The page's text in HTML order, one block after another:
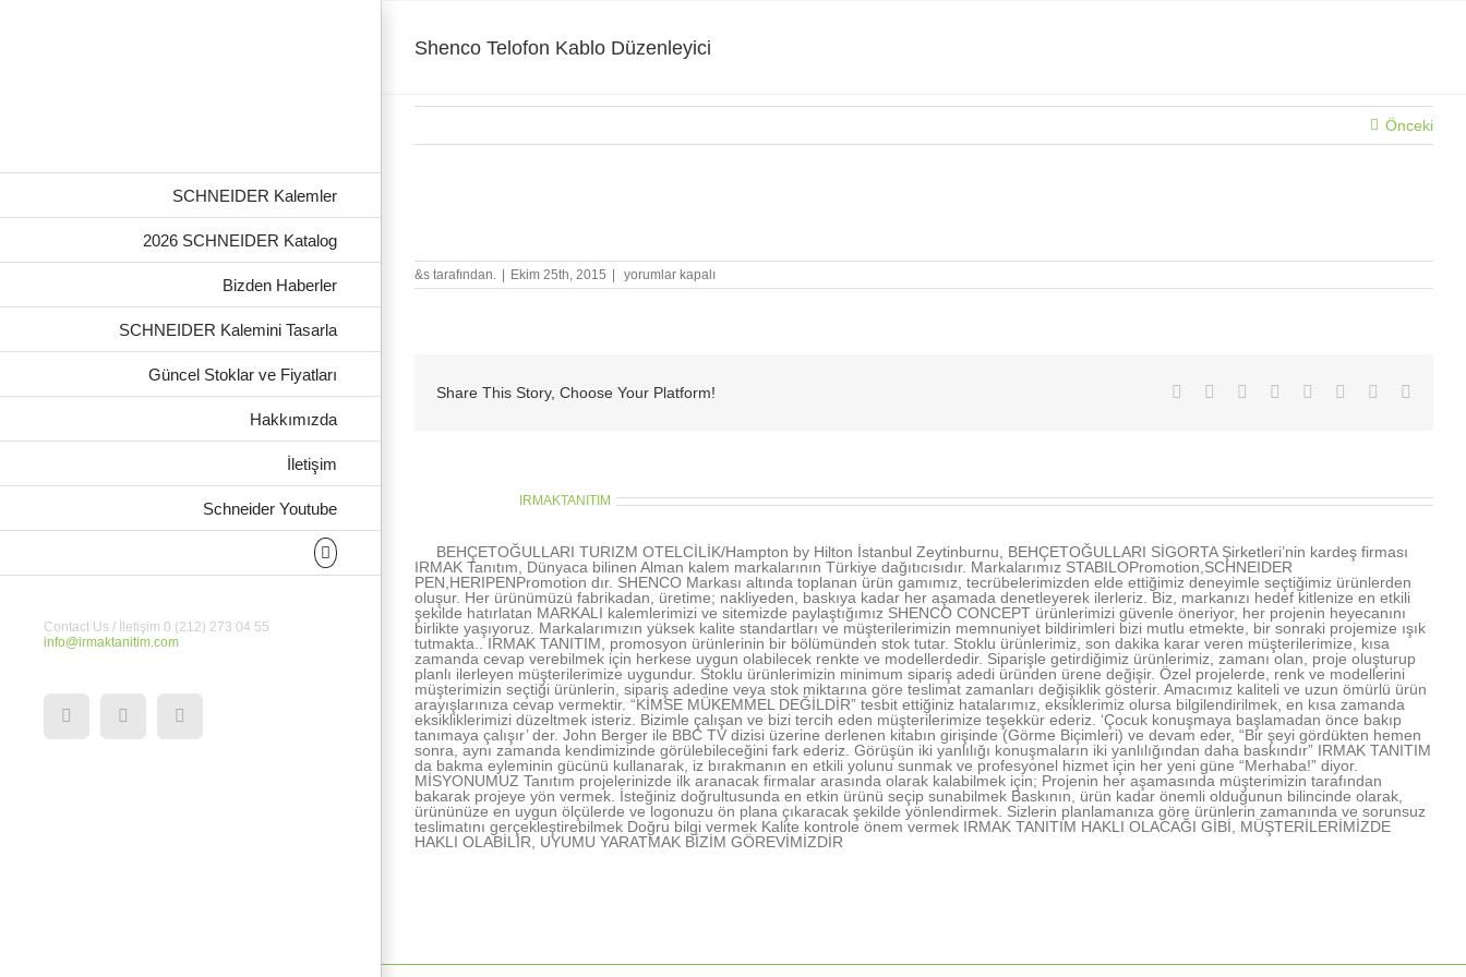
SCHNEIDER Kalemler
2026 SCHNEIDER Katalog
Bizden Haberler
SCHNEIDER Kalemini Tasarla
Güncel Stoklar ve Fiyatları
Hakkımızda
İletişim
Schneider Youtube
Contact Us / İletişim 0 (212) 273 04 55
info@irmaktanitim.com
YouTubeInstagramFacebook
Shenco Telofon Kablo Düzenleyici
Önceki
&s tarafından. Ekim 25th, 2015
Shenco
Telofon
yorumlar kapalı
Share This Story, Choose Your Platform! Facebook Reddit LinkedIn
TumblrPinterest
IRMAKTANITIM
BEHÇETOĞULLARI TURIZM OTELCİLİK/Hampton by Hilton İstanbul Zeytinburnu, BEHÇETOĞULLARI SİGORTA Şirketleri’nin kardeş firması
IRMAK Tanıtım, Dünyaca bilinen Alman kalem markalarının Türkiye dağıtıcısıdır. Markalarımız STABILOPromotion,SCHNEIDER
PEN,HERIPENPromotion dır. SHENCO Markası altında toplanan ürün gamımız, tecrübelerimizden elde ettiğimiz deneyimle seçtiğimiz ürünlerden
oluşur. Her ürünümüzü fabrikadan, üretime; nakliyeden, baskıya kadar her aşamada denetleyerek ilerleriz. Biz, markanızı hedef kitlenize en etkili
şekilde hatırlatan MARKALI kalemlerimizi ve sitemizde paylaştığımız SHENCO CONCEPT ürünlerimizi güvenle öneriyor, her projenin heyecanını
birlikte yaşıyoruz. Markalarımızın yüksek kalite standartları ve müşterilerimizin memnuniyet bildirimleri bizi mutlu etmekte, bir sonraki projemize ışık
tutmakta.. IRMAK TANITIM, promosyon ürünlerinin bir bölümünden stok tutar. Stoklu ürünlerimiz, son dakika karar veren müşterilerimize, kısa
zamanda cevap verebilmek için herkese uygun olabilecek renkte ve modellerdedir. Siparişle getirdiğimiz ürünlerimiz, zamanı olan, proje oluşturup
planlı ilerleyen müşterilerimize uygundur. Stoklu ürünlerimizin minimum sipariş adedi üründen ürene değişir. Özel projelerde, renk ve modellerini
müşterimizin seçtiği ürünlerin, sipariş adedine veya stok miktarına göre teslimat zamanları değişiklik gösterir. Amacımız kaliteli ve uzun ömürlü ürün
arayışlarınıza cevap vermektir. “KİMSE MÜKEMMEL DEĞİLDİR” tesbit ettiğiniz hatalarımız, eksiklerimiz olursa bilgilendirilmek, en kısa zamanda
eksikliklerimizi düzeltmek isteriz. Bizimle çalışan ve bizi tercih eden müşterilerimize teşekkür ederiz. ‘Çocuk konuşmaya başlamadan önce bakıp
tanımaya çalışır’ der. John Berger ile BBC TV dizisi üzerine derlenen kitabın girişinde (Görme Biçimleri) ve devam eder, “Bir şeyi gördükten hemen
sonra, aynı zamanda kendimizinde görülebileceğini fark ederiz. Görüşün iki yanlılığı konuşmaların iki yanlılığından daha baskındır” IRMAK TANITIM
da bakma eyleminin gücünü kullanarak, iz bırakmanın en etkili yolunu sunmak ve profesyonel hizmet için her yeni güne “Merhaba!” diyor.
MİSYONUMUZ Tanıtım projelerinizde ilk aranacak firmalar arasında olarak kalabilmek için; Projenin her aşamasında müşterimizin tarafından
bakarak projeye yön vermek. İsteğiniz doğrultusunda en etkin ürünü seçip sunabilmek Baskının, ürün kadar önemli olduğunun bilincinde olarak,
ürününüze en uygun ölçülerde ve logonuzu ön plana çıkaracak şekilde yönlendirmek. Sizlerin planlamanıza göre ürünlerin zamanında ve sorunsuz
teslimatını gerçekleştirebilmek Doğru bilgi vermek Kalite kontrole önem vermek IRMAK TANITIM HAKLI OLACAĞI GİBİ, MÜŞTERİLERİMİZDE
HAKLI OLABİLİR, UYUMU YARATMAK BİZİM GÖREVİMİZDİR